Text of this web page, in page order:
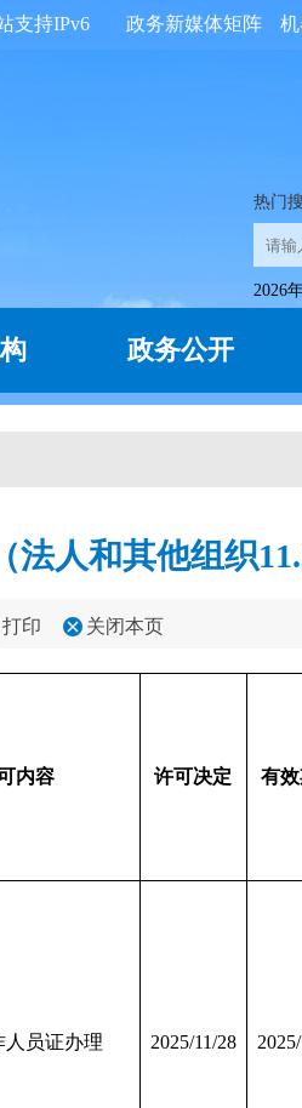
政务新媒体矩阵
支持IPv6
热门
2026
政务公开
人和其他组织
打印 关闭本页
内容 许可决定 有
人员证办理 2025/11/28